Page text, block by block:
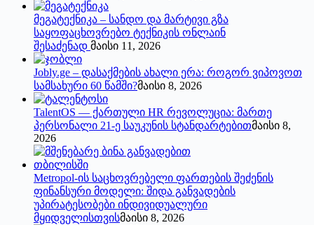
მეგატექნიკა – სანდო და მარტივი გზა
საყოფაცხოვრებო ტექნიკის ონლაინ
შესაძენად მაისი 11, 2026
Jobly.ge – დასაქმების ახალი ერა: როგორ ვიპოვოთ
სამსახური 60 წამში?მაისი 8, 2026
TalentOS — ქართული HR რევოლუცია: მართე
პერსონალი 21-ე საუკუნის სტანდარტებითმაისი 8,
2026
Metropol-ის საცხოვრებელი ფართების შეძენის
ფინანსური მოდელი: შიდა განვადების
უპირატესობები ინდივიდუალური
მყიდველისთვისმაისი 8, 2026